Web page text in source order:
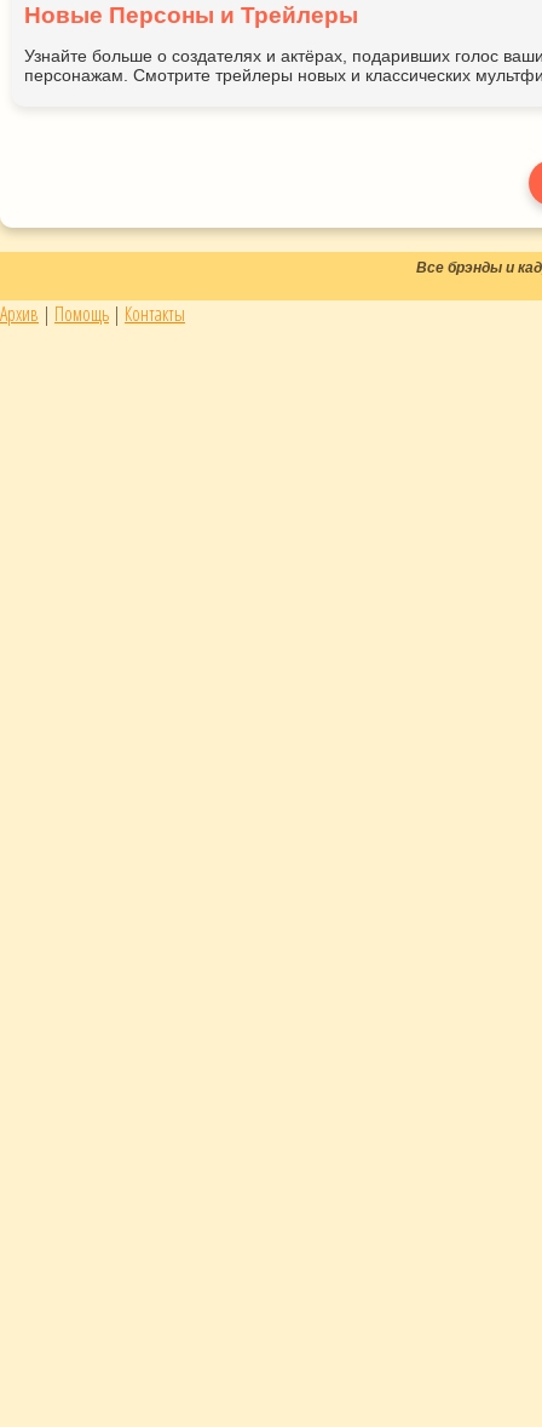
Новые Персоны и Трейлеры
Узнайте больше о создателях и актёрах, подаривших голос
персонажам. Смотрите трейлеры новых и классических
Все брэнды и
Архив | Помощь | Контакты